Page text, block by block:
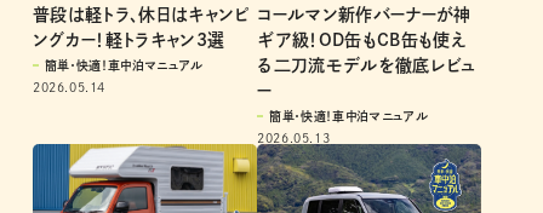
普段は軽トラ、休日はキャンピ
ングカー！軽トラキャン3選
簡単・快適！車中泊マニュアル
2026.05.14
コールマン新作バーナーが神
ギア級！OD缶もCB缶も使え
る二刀流モデルを徹底レビュ
ー
簡単・快適！車中泊マニュアル
2026.05.13